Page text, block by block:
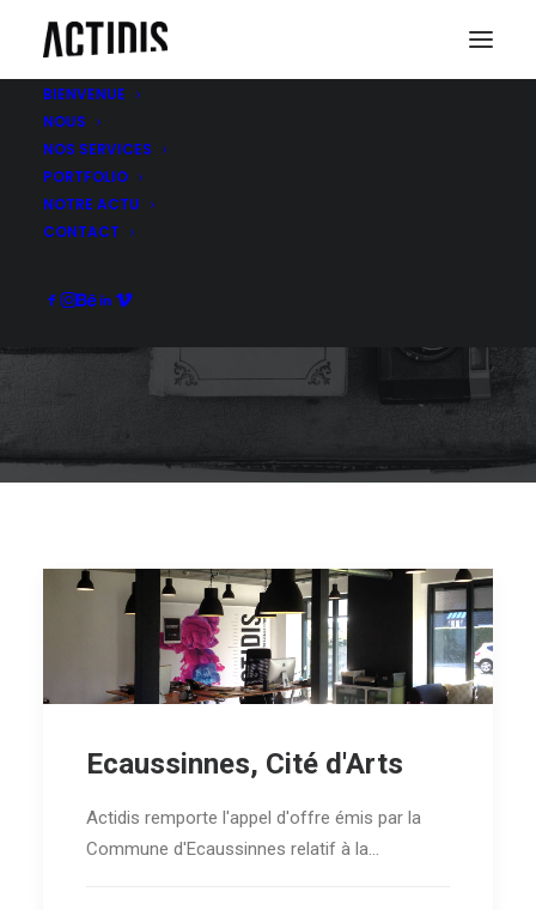
BIENVENUE
NOUS
NOS SERVICES
PORTFOLIO
NOTRE ACTU
CONTACT
Ecaussinnes, Cité d'Arts
Actidis remporte l'appel d'offre émis par la
Commune d'Ecaussinnes relatif à la…